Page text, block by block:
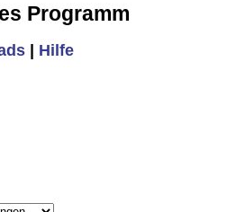
Programm
Hilfe